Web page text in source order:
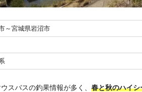
～宮城県岩沼市
スバスの釣果情報が多く、 春と秋のハイ